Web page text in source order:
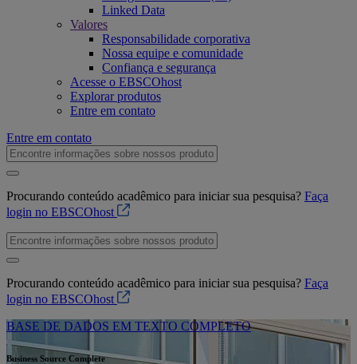
Linked Data
Valores
Responsabilidade corporativa
Nossa equipe e comunidade
Confiança e segurança
Acesse o EBSCOhost
Explorar produtos
Entre em contato
Entre em contato
Procurando conteúdo acadêmico para iniciar sua pesquisa? Faça
login no EBSCOhost
Procurando conteúdo acadêmico para iniciar sua pesquisa? Faça
login no EBSCOhost
BASE DE DADOS EM TEXTO COMPLETO
Business Source Complete